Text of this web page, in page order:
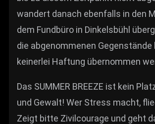
wandert danach ebenfalls in den
dem Fundbüro in Dinkelsbühl
die abgenommenen Gegenstände
keinerlei Haftung übernommen
Das SUMMER BREEZE ist kein
und Gewalt! Wer Stress macht,
Zeigt bitte Zivilcourage und geht